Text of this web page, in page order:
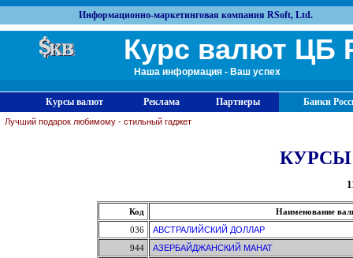
Информационно-маркетинговая компания RSoft, Ltd.
Курс валют ЦБ
Наша информация - Ваш успех
Курсы валют Реклама Партнеры Банки
Лучший подарок любимому - стильный гаджет
Код
Наименование
036
АВСТРАЛИЙСКИЙ ДОЛЛАР
944
АЗЕРБАЙДЖАНСКИЙ МАНАТ